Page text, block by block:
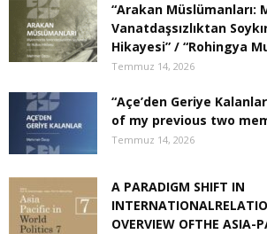
“Arakan Müslümanları:
Vanatdaşsızlıktan
Hikayesi” / “Rohingya
Temmuz 14, 2026
“Açe’den Geriye
of my previous two
Temmuz 14, 2026
A PARADIGM SHIFT IN
OVERVIEW OFTHE ASIA-